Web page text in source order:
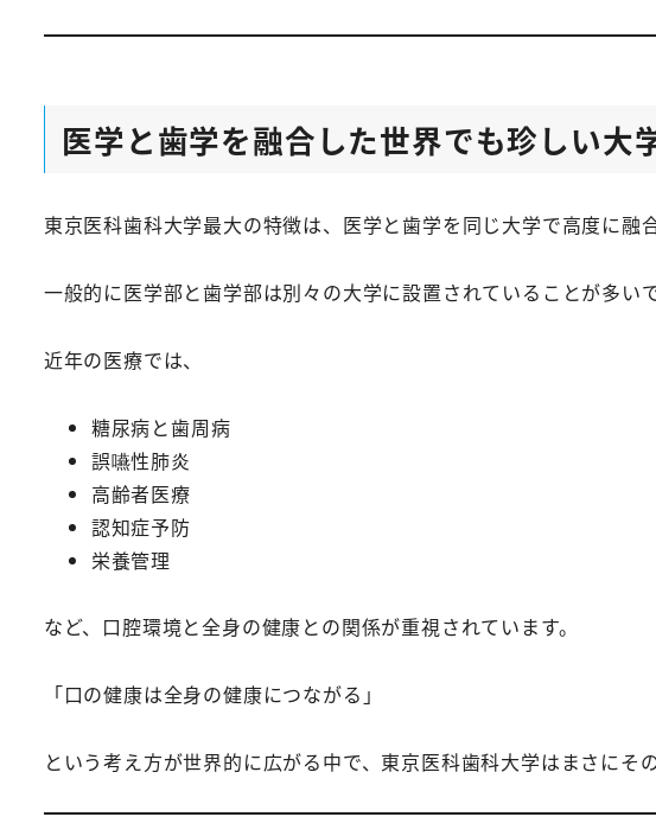
医学と歯学を融合した世界でも珍しい大
東京医科歯科大学最大の特徴は、医学と歯学を同じ大学で高度に融
一般的に医学部と歯学部は別々の大学に設置されていることが多
近年の医療では、
糖尿病と歯周病
誤嚥性肺炎
高齢者医療
認知症予防
栄養管理
など、口腔環境と全身の健康との関係が重視されています。
「口の健康は全身の健康につながる」
という考え方が世界的に広がる中で、東京医科歯科大学はまさにそ